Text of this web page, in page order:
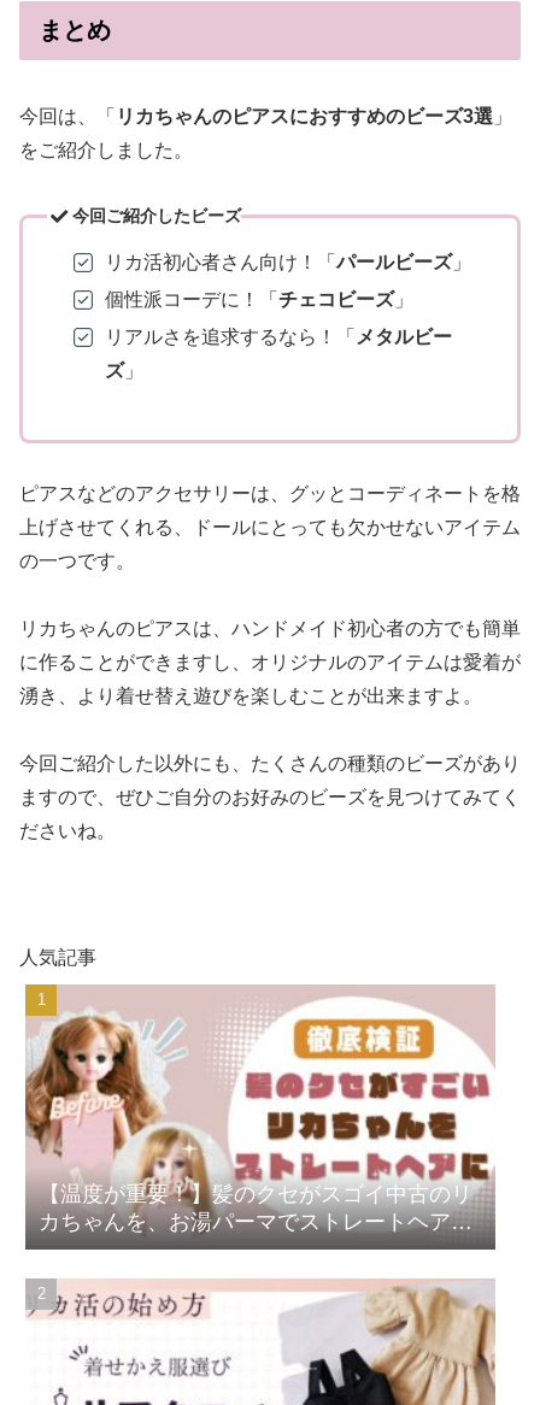
まとめ
今回は、「 リカちゃんのピアスにおすすめのビーズ3選 」
をご紹介しました。
今回ご紹介したビーズ
リカ活初心者さん向け！「パールビーズ」
個性派コーデに！「 チェコビーズ」
リアルさを追求するなら！「 メタルビー
ズ」
ピアスなどのアクセサリーは、グッとコーディネートを格
上げさせてくれる、ドールにとっても欠かせないアイテム
の一つです。
リカちゃんのピアスは、ハンドメイド初心者の方でも簡単
に作ることができますし、オリジナルのアイテムは愛着が
湧き、より着せ替え遊びを楽しむことが出来ますよ。
今回ご紹介した以外にも、たくさんの種類のビーズがあり
ますので、ぜひご自分のお好みのビーズを見つけてみてく
ださいね。
人気記事
【温度が重要！】髪のクセがスゴイ中古のリ
カちゃんを、お湯パーマでストレートヘアに
大変身